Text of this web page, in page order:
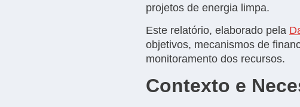
projetos de energia limpa.
Este relatório, elaborado pela
objetivos, mecanismos de
monitoramento dos recursos.
Contexto e